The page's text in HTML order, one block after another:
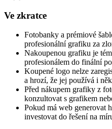
Ve zkratce
Fotobanky a prémiové
profesionální grafiku za
Nakoupenou grafiku je
profesionálem do finální
Koupené logo nelze
a hrozí, že jej používá i
Před nákupem grafiky z
konzultovat s grafikem
Pokud má web generovat
investovat do řešení na